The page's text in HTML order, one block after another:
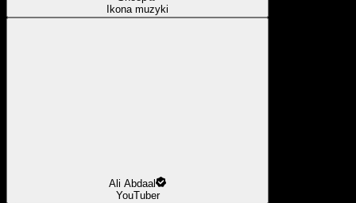
Ikona muzyki
Ali Abdaal
YouTuber